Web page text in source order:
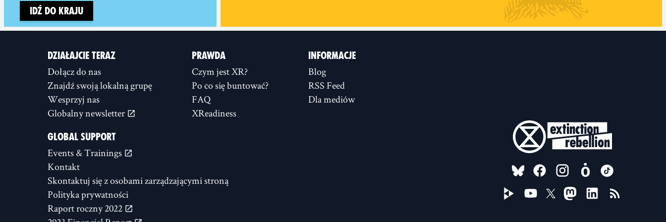
Idź do kraju
DZIAŁAJCIE TERAZ
Dołącz do nas
Znajdź swoją lokalną grupę
Wesprzyj nas
Globalny newsletter
PRAWDA
Czym jest XR?
Po co się buntować?
FAQ
XReadiness
INFORMACJE
Blog
RSS Feed
Dla mediów
GLOBAL SUPPORT
Events & Trainings
Kontakt
Skontaktuj się z osobami zarządzającymi stroną
Polityka prywatności
Raport roczny 2022
FOLLOW US ON